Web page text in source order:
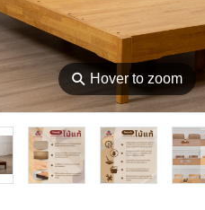
⚲ Hover to zoom